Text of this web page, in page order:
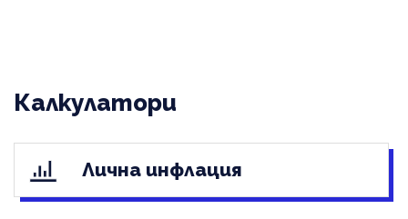
Калкулатори
Лична инфлация